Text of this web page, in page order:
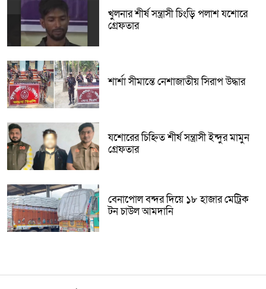
খুলনার শীর্ষ সন্ত্রাসী চিংড়ি পলাশ যশোরে
গ্রেফতার
শার্শা সীমান্তে নেশাজাতীয় সিরাপ উদ্ধার
যশোরের চিহ্নিত শীর্ষ সন্ত্রাসী ইন্দুর মামুন
গ্রেফতার
বেনাপোল বন্দর দিয়ে ১৮ হাজার মেট্রিক
টন চাউল আমদানি